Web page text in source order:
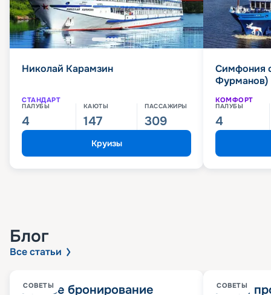
Николай Карамзин
СТАНДАРТ
ПАЛУБЫ
4
КАЮТЫ
147
ПАССАЖИРЫ
309
Круизы
Симфония
Фурманов)
КОМФОРТ
ПАЛУБЫ
4
Блог
Все статьи
СОВЕТЫ
Раннее бронирование
СОВЕТЫ
Китай